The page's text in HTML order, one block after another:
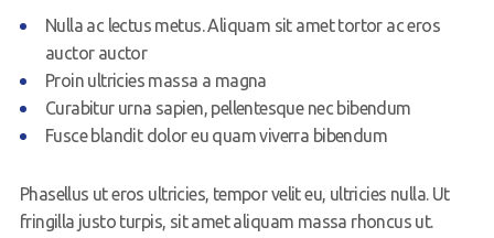
Nulla ac lectus metus. Aliquam sit amet tortor ac eros
auctor auctor
Proin ultricies massa a magna
Curabitur urna sapien, pellentesque nec bibendum
Fusce blandit dolor eu quam viverra bibendum
Phasellus ut eros ultricies, tempor velit eu, ultricies nulla. Ut
fringilla justo turpis, sit amet aliquam massa rhoncus ut.